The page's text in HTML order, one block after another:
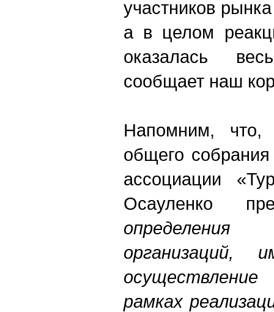
участников
а в целом
оказалась
сообщает наш
Напомним, что,
общего
ассоциации
Осауленко
организаций,
рамках